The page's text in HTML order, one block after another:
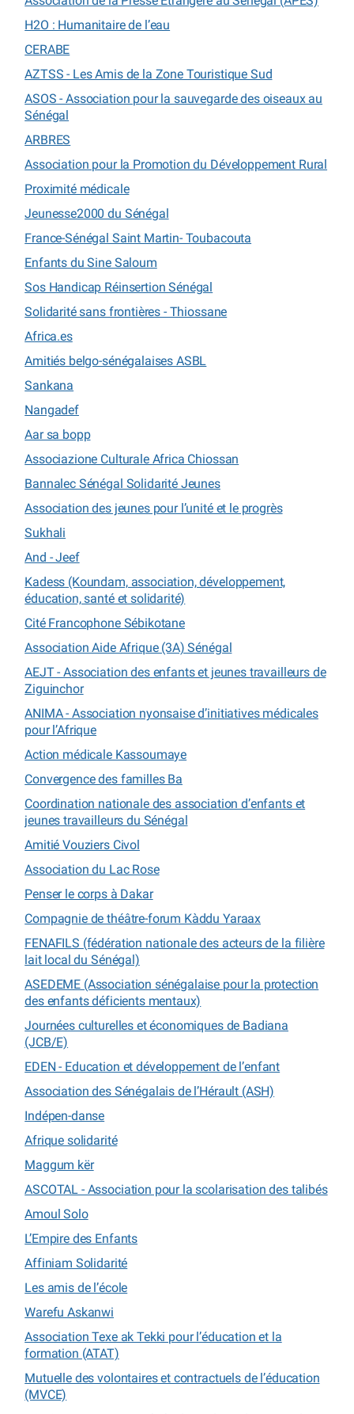
H2O : Humanitaire de l’eau
CERABE
AZTSS - Les Amis de la Zone Touristique Sud
ASOS - Association pour la sauvegarde des oiseaux au
Sénégal
ARBRES
Association pour la Promotion du Développement Rural
Proximité médicale
Jeunesse2000 du Sénégal
France-Sénégal Saint Martin- Toubacouta
Enfants du Sine Saloum
Sos Handicap Réinsertion Sénégal
Solidarité sans frontières - Thiossane
Africa.es
Amitiés belgo-sénégalaises ASBL
Sankana
Nangadef
Aar sa bopp
Associazione Culturale Africa Chiossan
Bannalec Sénégal Solidarité Jeunes
Association des jeunes pour l’unité et le progrès
Sukhali
And - Jeef
Kadess (Koundam, association, développement,
éducation, santé et solidarité)
Cité Francophone Sébikotane
Association Aide Afrique (3A) Sénégal
AEJT - Association des enfants et jeunes travailleurs de
Ziguinchor
ANIMA - Association nyonsaise d’initiatives médicales
pour l’Afrique
Action médicale Kassoumaye
Convergence des familles Ba
Coordination nationale des association d’enfants et
jeunes travailleurs du Sénégal
Amitié Vouziers Civol
Association du Lac Rose
Penser le corps à Dakar
Compagnie de théâtre-forum Kàddu Yaraax
FENAFILS (fédération nationale des acteurs de la filière
lait local du Sénégal)
ASEDEME (Association sénégalaise pour la protection
des enfants déficients mentaux)
Journées culturelles et économiques de Badiana
(JCB/E)
EDEN - Education et développement de l’enfant
Association des Sénégalais de l’Hérault (ASH)
Indépen-danse
Afrique solidarité
Maggum kër
ASCOTAL - Association pour la scolarisation des talibés
Amoul Solo
L’Empire des Enfants
Affiniam Solidarité
Les amis de l’école
Warefu Askanwi
Association Texe ak Tekki pour l’éducation et la
formation (ATAT)
Mutuelle des volontaires et contractuels de l’éducation
(MVCE)